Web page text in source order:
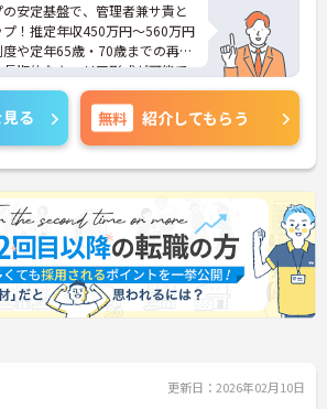
安定基盤で、管理者兼サ責と
プ！推定年収450万円～560万円
や定年65歳・70歳までの再雇
期的なキャリア形成が可能で
度・年間休日110日の環境で、
を保ちながら働ける！月8～9
期・冬期の特別休暇（各3
助制度も整備されており、マ
も心身にゆとりを持って業務
ます。
ホスピス住宅で、ご利用者様
質の高いケアを提供♪訪問看
境で、専門看護師や療法士等
やリフトチェアー等の設備も
ケアに向き合える体制が整っ
厚生＞
る 無料 紹介してもらう
更新日：2026年02月10日